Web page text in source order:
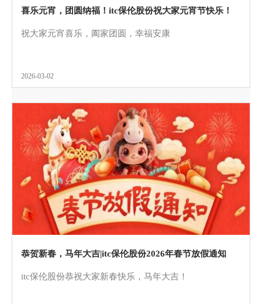
喜乐元宵，团圆纳福！itc保伦股份祝大家元宵节快乐！
祝大家元宵喜乐，阖家团圆，幸福安康
2026-03-02
恭贺新春，马年大吉|itc保伦股份2026年春节放假通知
itc保伦股份恭祝大家新春快乐，马年大吉！